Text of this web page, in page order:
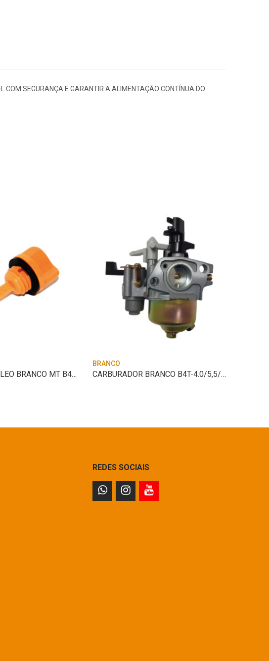
SEGURANÇA E GARANTIR A ALIMENTAÇÃO CONTÍNUA DO
BUJAO NIVEL OLEO BRANCO MT B4T 5.5 VCR
BRANCO
CARBURADOR BRANCO B4T-4.0/5,5/6,5HP
REDES SOCIAIS